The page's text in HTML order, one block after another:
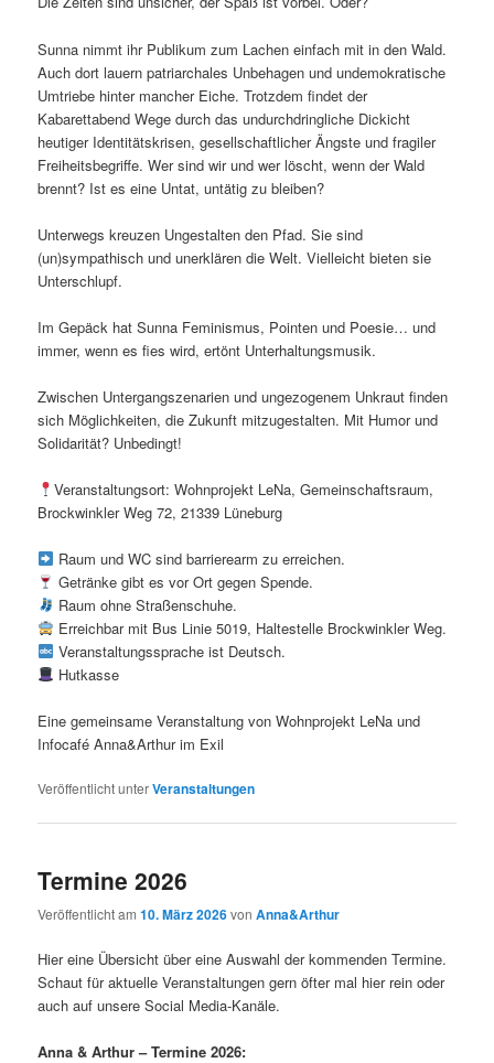
Sunna nimmt ihr Publikum zum Lachen einfach mit in den Wald.
Auch dort lauern patriarchales Unbehagen und undemokratische
Umtriebe hinter mancher Eiche. Trotzdem findet der
Kabarettabend Wege durch das undurchdringliche Dickicht
heutiger Identitätskrisen, gesellschaftlicher Ängste und fragiler
Freiheitsbegriffe. Wer sind wir und wer löscht, wenn der Wald
brennt? Ist es eine Untat, untätig zu bleiben?
Unterwegs kreuzen Ungestalten den Pfad. Sie sind
(un)sympathisch und unerklären die Welt. Vielleicht bieten sie
Unterschlupf.
Im Gepäck hat Sunna Feminismus, Pointen und Poesie… und
immer, wenn es fies wird, ertönt Unterhaltungsmusik.
Zwischen Untergangszenarien und ungezogenem Unkraut finden
sich Möglichkeiten, die Zukunft mitzugestalten. Mit Humor und
Solidarität? Unbedingt!
Veranstaltungsort: Wohnprojekt LeNa, Gemeinschaftsraum,
Brockwinkler Weg 72, 21339 Lüneburg
Raum und WC sind barrierearm zu erreichen.
Getränke gibt es vor Ort gegen Spende.
Raum ohne Straßenschuhe.
Erreichbar mit Bus Linie 5019, Haltestelle Brockwinkler Weg.
Veranstaltungssprache ist Deutsch.
Hutkasse
Eine gemeinsame Veranstaltung von Wohnprojekt LeNa und
Infocafé Anna&Arthur im Exil
Veröffentlicht unterVeranstaltungen
Termine 2026
Veröffentlicht am10. März 2026vonAnna&Arthur
Hier eine Übersicht über eine Auswahl der kommenden Termine.
Schaut für aktuelle Veranstaltungen gern öfter mal hier rein oder
auch auf unsere Social Media-Kanäle.
Anna & Arthur – Termine 2026: